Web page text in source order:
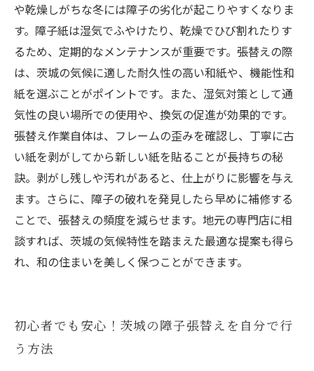
や乾燥しがちな冬には障子の劣化が起こりやすくなりま
す。障子紙は湿気でふやけたり、乾燥でひび割れたりす
るため、定期的なメンテナンスが重要です。張替えの際
は、茨城の気候に適した耐久性の高い和紙や、機能性和
紙を選ぶことがポイントです。また、湿気対策として通
気性の良い場所での使用や、換気の促進が効果的です。
張替え作業自体は、フレームの歪みを確認し、丁寧に古
い紙を剥がしてから新しい紙を貼ることが長持ちの秘
訣。剥がし残しや汚れがあると、仕上がりに影響を与え
ます。さらに、障子の破れを発見したら早めに補修する
ことで、張替えの頻度を減らせます。地元の専門店に相
談すれば、茨城の気候特性を踏まえた最適な提案も得ら
れ、和の住まいを美しく保つことができます。
初心者でも安心！茨城の障子張替えを自分で行
う方法